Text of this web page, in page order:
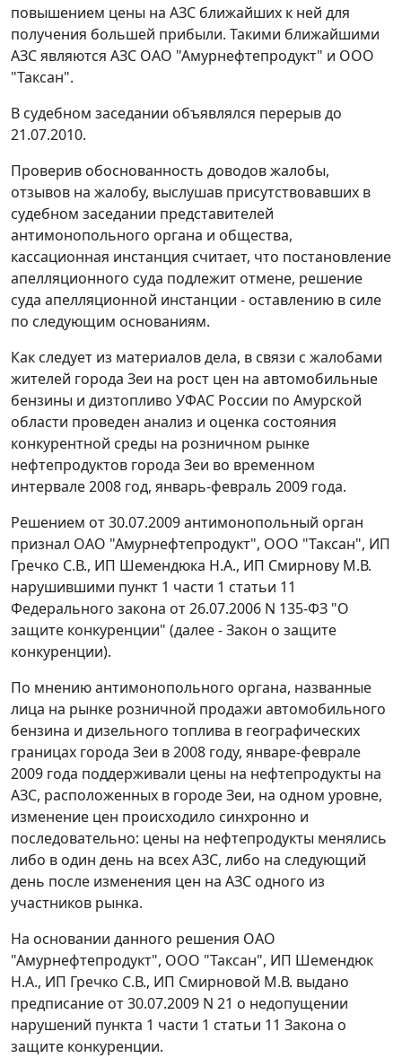
повышением цены на АЗС ближайших к ней для
получения большей прибыли. Такими ближайшими
АЗС являются АЗС ОАО "Амурнефтепродукт" и ООО
"Таксан".
В судебном заседании объявлялся перерыв до
21.07.2010.
Проверив обоснованность доводов жалобы,
отзывов на жалобу, выслушав присутствовавших в
судебном заседании представителей
антимонопольного органа и общества,
кассационная инстанция считает, что постановление
апелляционного суда подлежит отмене, решение
суда апелляционной инстанции - оставлению в силе
по следующим основаниям.
Как следует из материалов дела, в связи с жалобами
жителей города Зеи на рост цен на автомобильные
бензины и дизтопливо УФАС России по Амурской
области проведен анализ и оценка состояния
конкурентной среды на розничном рынке
нефтепродуктов города Зеи во временном
интервале 2008 год, январь-февраль 2009 года.
Решением от 30.07.2009 антимонопольный орган
признал ОАО "Амурнефтепродукт", ООО "Таксан", ИП
Гречко С.В., ИП Шемендюка Н.А., ИП Смирнову М.В.
нарушившими пункт 1 части 1 статьи 11
Федерального закона от 26.07.2006 N 135-ФЗ "О
защите конкуренции" (далее - Закон о защите
конкуренции).
По мнению антимонопольного органа, названные
лица на рынке розничной продажи автомобильного
бензина и дизельного топлива в географических
границах города Зеи в 2008 году, январе-феврале
2009 года поддерживали цены на нефтепродукты на
АЗС, расположенных в городе Зеи, на одном уровне,
изменение цен происходило синхронно и
последовательно: цены на нефтепродукты менялись
либо в один день на всех АЗС, либо на следующий
день после изменения цен на АЗС одного из
участников рынка.
На основании данного решения ОАО
"Амурнефтепродукт", ООО "Таксан", ИП Шемендюк
Н.А., ИП Гречко С.В., ИП Смирновой М.В. выдано
предписание от 30.07.2009 N 21 о недопущении
нарушений пункта 1 части 1 статьи 11 Закона о
защите конкуренции.